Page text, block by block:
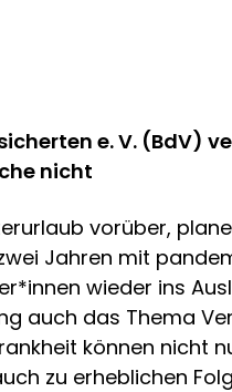
e. V. (BdV)
nicht
vorüber,
Jahren mit
wieder ins
auch das Thema
können nicht
zu erheblichen